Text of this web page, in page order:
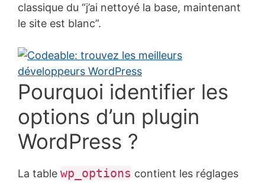
classique du “j’ai nettoyé la base, maintenant
le site est blanc”.
Pourquoi identifier les
options d’un plugin
WordPress ?
La table wp_options contient les réglages